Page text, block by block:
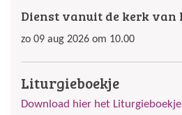
Dienst vanuit de kerk van
zo 09 aug 2026 om 10.00
Liturgieboekje
Download hier het